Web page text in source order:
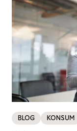
BLOG KONSUM